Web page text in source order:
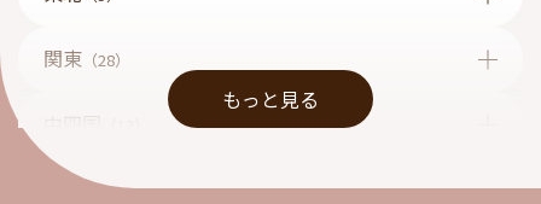
関東 （28）
（1）
もっと見る